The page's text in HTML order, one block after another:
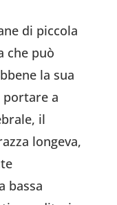
di piccola
che può
la sua
portare a
il
longeva,
bassa